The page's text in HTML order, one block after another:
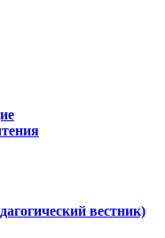
вестник)